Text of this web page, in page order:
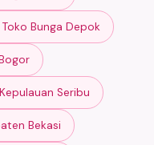
Toko Bunga Depok
Seribu
Bekasi